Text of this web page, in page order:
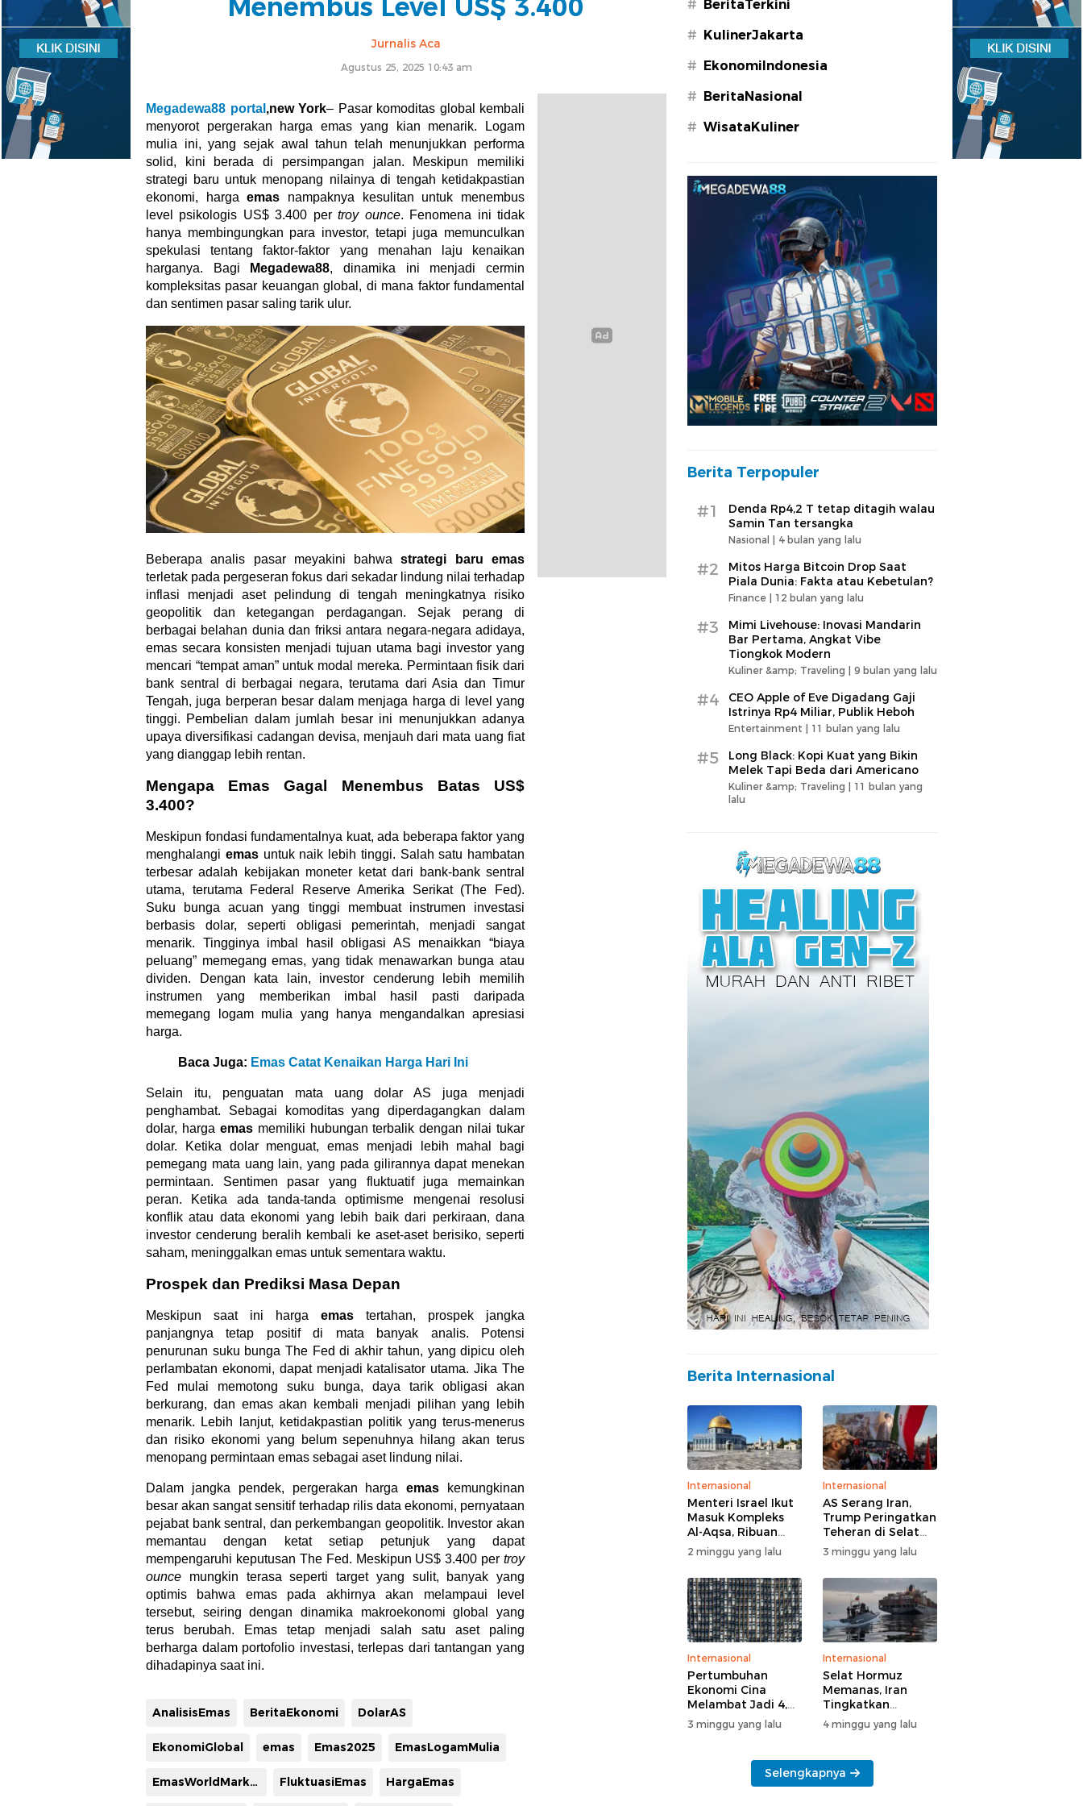
Menembus Level US$ 3.400
Jurnalis Aca
Agustus 25, 2025 10:43 am
Megadewa88 portal ,new York– Pasar komoditas global kembali
menyorot pergerakan harga emas yang kian menarik. Logam
mulia ini, yang sejak awal tahun telah menunjukkan performa
solid, kini berada di persimpangan jalan. Meskipun memiliki
strategi baru untuk menopang nilainya di tengah ketidakpastian
ekonomi, hargaemas nampaknya kesulitan untuk menembus
level psikologis US$ 3.400 pertroy ounce. Fenomena ini tidak
hanya membingungkan para investor, tetapi juga memunculkan
spekulasi tentang faktor-faktor yang menahan laju kenaikan
harganya. Bagi
Megadewa88, dinamika ini menjadi cermin
kompleksitas pasar keuangan global, di mana faktor fundamental
dan sentimen pasar saling tarik ulur.
Beberapa analis pasar meyakini bahwastrategi baru emas
terletak pada pergeseran fokus dari sekadar lindung nilai terhadap
inflasi menjadi aset pelindung di tengah meningkatnya risiko
geopolitik dan ketegangan perdagangan. Sejak perang di
berbagai belahan dunia dan friksi antara negara-negara adidaya,
emas secara konsisten menjadi tujuan utama bagi investor yang
mencari “tempat aman” untuk modal mereka. Permintaan fisik dari
bank sentral di berbagai negara, terutama dari Asia dan Timur
Tengah, juga berperan besar dalam menjaga harga di level yang
tinggi. Pembelian dalam jumlah besar ini menunjukkan adanya
upaya diversifikasi cadangan devisa, menjauh dari mata uang fiat
yang dianggap lebih rentan.
Mengapa Emas Gagal Menembus Batas US$
3.400?
Meskipun fondasi fundamentalnya kuat, ada beberapa faktor yang
menghalangi emasuntuk naik lebih tinggi. Salah satu hambatan
terbesar adalah kebijakan moneter ketat dari bank-bank sentral
utama, terutama Federal Reserve Amerika Serikat (The Fed).
Suku bunga acuan yang tinggi membuat instrumen investasi
berbasis dolar, seperti obligasi pemerintah, menjadi sangat
menarik. Tingginya imbal hasil obligasi AS menaikkan “biaya
peluang” memegang emas, yang tidak menawarkan bunga atau
dividen. Dengan kata lain, investor cenderung lebih memilih
instrumen yang memberikan imbal hasil pasti daripada
memegang logam mulia yang hanya mengandalkan apresiasi
harga.
Baca Juga: Emas Catat Kenaikan Harga Hari Ini
Selain itu, penguatan mata uang dolar AS juga menjadi
penghambat. Sebagai komoditas yang diperdagangkan dalam
dolar, harga emasmemiliki hubungan terbalik dengan nilai tukar
dolar. Ketika dolar menguat, emas menjadi lebih mahal bagi
pemegang mata uang lain, yang pada gilirannya dapat menekan
permintaan. Sentimen pasar yang fluktuatif juga memainkan
peran. Ketika ada tanda-tanda optimisme mengenai resolusi
konflik atau data ekonomi yang lebih baik dari perkiraan, dana
investor cenderung beralih kembali ke aset-aset berisiko, seperti
saham, meninggalkan emas untuk sementara waktu.
Prospek dan Prediksi Masa Depan
Meskipun saat ini harga emas tertahan, prospek jangka
panjangnya tetap positif di mata banyak analis. Potensi
penurunan suku bunga The Fed di akhir tahun, yang dipicu oleh
perlambatan ekonomi, dapat menjadi katalisator utama. Jika The
Fed mulai memotong suku bunga, daya tarik obligasi akan
berkurang, dan emas akan kembali menjadi pilihan yang lebih
menarik. Lebih lanjut, ketidakpastian politik yang terus-menerus
dan risiko ekonomi yang belum sepenuhnya hilang akan terus
menopang permintaan emas sebagai aset lindung nilai.
Dalam jangka pendek, pergerakan hargaemas kemungkinan
besar akan sangat sensitif terhadap rilis data ekonomi, pernyataan
pejabat bank sentral, dan perkembangan geopolitik. Investor akan
memantau dengan ketat setiap petunjuk yang dapat
mempengaruhi keputusan The Fed. Meskipun US$ 3.400 per troy
ounce mungkin terasa seperti target yang sulit, banyak yang
optimis bahwa emas pada akhirnya akan melampaui level
tersebut, seiring dengan dinamika makroekonomi global yang
terus berubah. Emas tetap menjadi salah satu aset paling
berharga dalam portofolio investasi, terlepas dari tantangan yang
dihadapinya saat ini.
AnalisisEmas BeritaEkonomi DolarAS
EkonomiGlobal emas Emas2025 EmasLogamMulia
EmasWorldMarket FluktuasiEmas HargaEmas
# BeritaTerkini
# KulinerJakarta
# EkonomiIndonesia
# BeritaNasional
# WisataKuliner
Berita Terpopuler
#1
Denda Rp4,2 T tetap ditagih walau
Samin Tan tersangka
Nasional | 4 bulan yang lalu
#2
Mitos Harga Bitcoin Drop Saat
Piala Dunia: Fakta atau Kebetulan?
Finance | 12 bulan yang lalu
#3
Mimi Livehouse: Inovasi Mandarin
Bar Pertama, Angkat Vibe
Tiongkok Modern
Kuliner &amp; Traveling | 9 bulan yang lalu
#4
CEO Apple of Eve Digadang Gaji
Istrinya Rp4 Miliar, Publik Heboh
Entertainment | 11 bulan yang lalu
#5
Long Black: Kopi Kuat yang Bikin
Melek Tapi Beda dari Americano
Kuliner &amp; Traveling | 11 bulan yang
lalu
Berita Internasional
Internasional
Menteri Israel Ikut
Masuk Kompleks
Al-Aqsa, Ribuan
Massa Yahudi Gelar
Ritual di Tengah
Pengamanan Polisi
2 minggu yang lalu
Internasional
AS Serang Iran,
Trump Peringatkan
Teheran di Selat
Hormuz
3 minggu yang lalu
Internasional
Pertumbuhan
Ekonomi Cina
Melambat Jadi 4,3
Persen
3 minggu yang lalu
Internasional
Selat Hormuz
Memanas, Iran
Tingkatkan
Tekanan ke AS
4 minggu yang lalu
Selengkapnya